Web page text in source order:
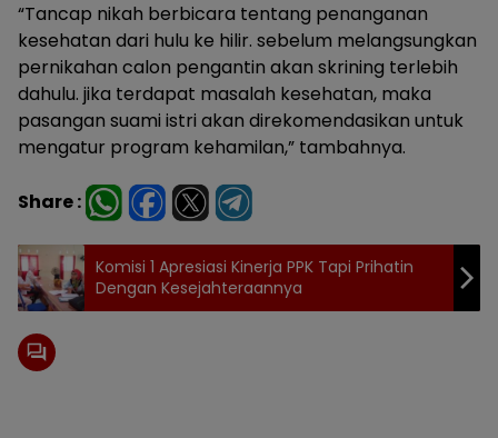
“Tancap nikah berbicara tentang penanganan
kesehatan dari hulu ke hilir. sebelum melangsungkan
pernikahan calon pengantin akan skrining terlebih
dahulu. jika terdapat masalah kesehatan, maka
pasangan suami istri akan direkomendasikan untuk
mengatur program kehamilan,” tambahnya.
Share :
Komisi 1 Apresiasi Kinerja PPK Tapi Prihatin
Dengan Kesejahteraannya